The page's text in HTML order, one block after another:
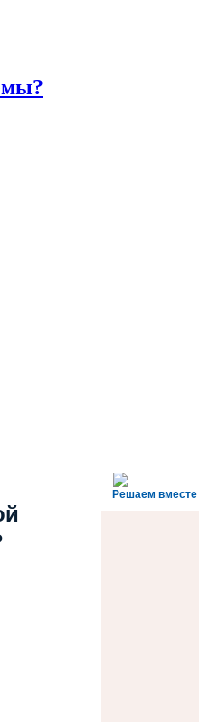
Решаем вместе